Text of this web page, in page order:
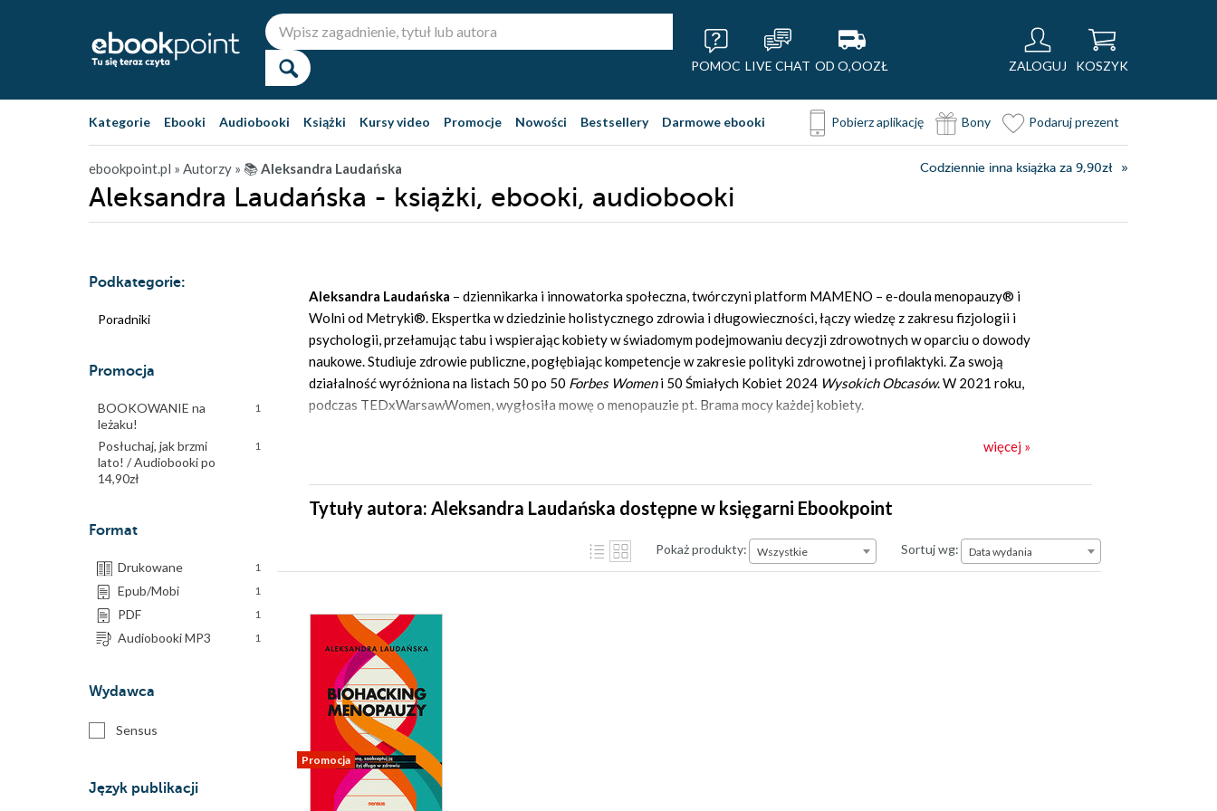
POMOC LIVE CHAT OD O,OOZŁ ZALOGUJ KOSZYK
Kategorie Ebooki Audiobooki Książki Kursy video Promocje Nowości Bestsellery Darmowe ebooki Pobierz aplikację Bony Podaruj prezent
ebookpoint.pl » Autorzy » 📚Aleksandra Laudańska Codziennie inna książka za 9,90zł
Aleksandra Laudańska - książki, ebooki, audiobooki
Podkategorie:
Poradniki
Promocja
BOOKOWANIE na
leżaku!
1
Posłuchaj, jak brzmi
lato! / Audiobooki po
14,90zł
1
Format
Drukowane 1
Epub/Mobi 1
PDF 1
Audiobooki MP3 1
Wydawca
Sensus
Język publikacji
Aleksandra Laudańska – dziennikarka i innowatorka społeczna, twórczyni platform MAMENO – e-doula menopauzy® i
Wolni od Metryki®. Ekspertka w dziedzinie holistycznego zdrowia i długowieczności, łączy wiedzę z zakresu fizjologii i
psychologii, przełamując tabu i wspierając kobiety w świadomym podejmowaniu decyzji zdrowotnych w oparciu o dowody
naukowe. Studiuje zdrowie publiczne, pogłębiając kompetencje w zakresie polityki zdrowotnej i profilaktyki. Za swoją
działalność wyróżniona na listach 50 po 50 Forbes Womeni 50 Śmiałych Kobiet 2024 Wysokich Obcasów. W 2021 roku,
podczas TEDxWarsawWomen, wygłosiła mowę o menopauzie pt. Brama mocy każdej kobiety.
więcej »
Tytuły autora: Aleksandra Laudańska dostępne w księgarni Ebookpoint
Pokaż produkty: Wszystkie Sortuj wg:Data wydania
Data wydania
Promocja